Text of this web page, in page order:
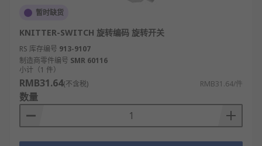
暂时缺货
KNITTER-SWITCH 旋转编码 旋转开关
RS 库存编号 913-9107
制造商零件编号 SMR 60116
小计（1 件）
RMB31.64(不含税) RMB31.64/件
数量